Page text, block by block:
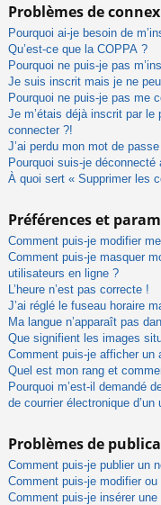
s
Problèmes de
Pourquoi ai-je besoin de
Qu’est-ce que la COPPA ?
Pourquoi ne puis-je pas
Je suis inscrit mais je ne
Pourquoi ne puis-je pas me
Je m’étais déjà inscrit par
connecter ?!
J’ai perdu mon mot de
Pourquoi suis-je déconnecté
À quoi sert « Supprimer les
Préférences et
Comment puis-je modifier
Comment puis-je masquer
utilisateurs en ligne ?
L’heure n’est pas correcte !
J’ai réglé le fuseau horaire
Ma langue n’apparaît pas
Que signifient les images
Comment puis-je afficher un
Quel est mon rang et
Pourquoi m’est-il demandé
de courrier électronique d’un
Problèmes de
Comment puis-je publier un
Comment puis-je modifier
Comment puis-je insérer